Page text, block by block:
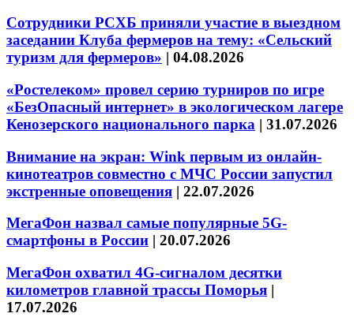
Сотрудники РСХБ приняли участие в выездном
заседании Клуба фермеров на тему: «Сельский
туризм для фермеров» | 04.08.2026
«Ростелеком» провел серию турниров по игре
«БезОпасный интернет» в экологическом лагере
Кенозерского национального парка | 31.07.2026
Внимание на экран: Wink первым из онлайн-
кинотеатров совместно с МЧС России запустил
экстренные оповещения | 22.07.2026
МегаФон назвал самые популярные 5G-
смартфоны в России | 20.07.2026
МегаФон охватил 4G-сигналом десятки
километров главной трассы Поморья |
17.07.2026